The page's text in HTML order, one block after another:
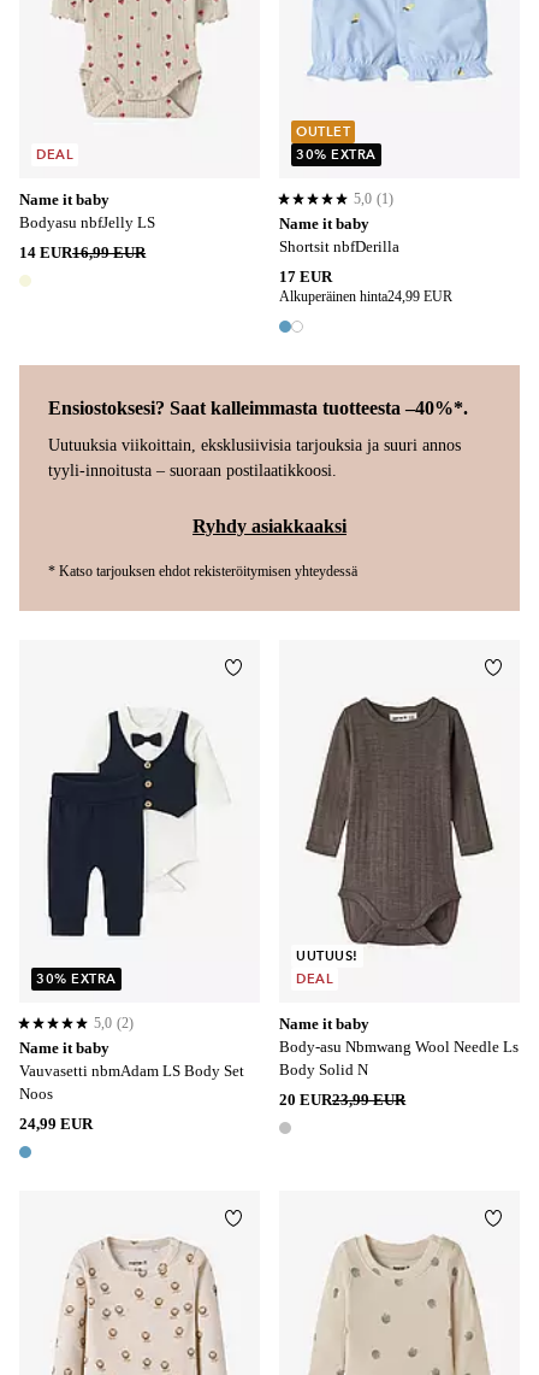
Name it baby
Bodyasu nbfJelly LS
14 EUR16,99 EUR
1 väri
DEAL
Name it baby
Shortsit nbfDerilla
17 EUR
Alkuperäinen hinta24,99 EUR
2 värejä
5,0 perustuen 1 arvosanaan
5,0 (1)
OUTLET
30% EXTRA
Ensiostoksesi? Saat kalleimmasta tuotteesta –40%*.
Uutuuksia viikoittain, eksklusiivisia tarjouksia ja suuri annos
tyyli-innoitusta – suoraan postilaatikkoosi.
Ryhdy asiakkaaksi
* Katso tarjouksen ehdot rekisteröitymisen yhteydessä
Name it baby
Vauvasetti nbmAdam LS Body Set
Noos
24,99 EUR
1 väri
5,0 perustuen 2 arvosanaan
5,0 (2)
30% EXTRA
Lisää suosikkeihin
Name it baby
Body-asu Nbmwang Wool Needle Ls
Body Solid N
20 EUR23,99 EUR
1 väri
UUTUUS!
DEAL
Lisää suosikkeihin